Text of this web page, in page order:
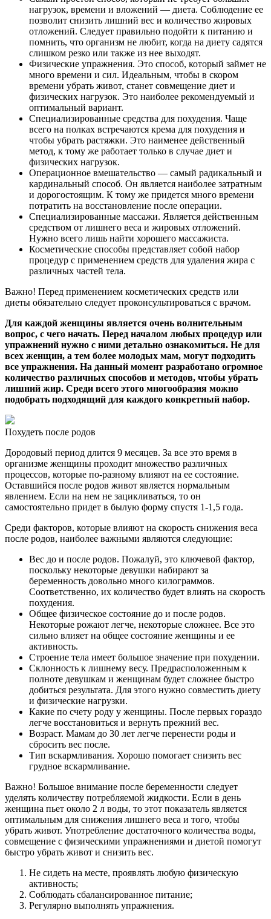
нагрузок, времени и вложений — диета. Соблюдение ее
позволит снизить лишний вес и количество жировых
отложений. Следует правильно подойти к питанию и
помнить, что организм не любит, когда на диету садятся
слишком резко или также из нее выходят.
Физические упражнения. Это способ, который займет не
много времени и сил. Идеальным, чтобы в скором
времени убрать живот, станет совмещение диет и
физических нагрузок. Это наиболее рекомендуемый и
оптимальный вариант.
Специализированные средства для похудения. Чаще
всего на полках встречаются крема для похудения и
чтобы убрать растяжки. Это наименее действенный
метод, к тому же работает только в случае диет и
физических нагрузок.
Операционное вмешательство — самый радикальный и
кардинальный способ. Он является наиболее затратным
и дорогостоящим. К тому же придется много времени
потратить на восстановление после операции.
Специализированные массажи. Является действенным
средством от лишнего веса и жировых отложений.
Нужно всего лишь найти хорошего массажиста.
Косметические способы представляет собой набор
процедур с применением средств для удаления жира с
различных частей тела.
Важно! Перед применением косметических средств или
диеты обязательно следует проконсультироваться с врачом.
Для каждой женщины является очень волнительным
вопрос, с чего начать. Перед началом любых процедур или
упражнений нужно с ними детально ознакомиться. Не для
всех женщин, а тем более молодых мам, могут подходить
все упражнения. На данный момент разработано огромное
количество различных способов и методов, чтобы убрать
лишний жир. Среди всего этого многообразия можно
подобрать подходящий для каждого конкретный набор.
Похудеть после родов
Дородовый период длится 9 месяцев. За все это время в
организме женщины проходит множество различных
процессов, которые по-разному влияют на ее состояние.
Оставшийся после родов живот является нормальным
явлением. Если на нем не зацикливаться, то он
самостоятельно придет в былую форму спустя 1-1,5 года.
Среди факторов, которые влияют на скорость снижения веса
после родов, наиболее важными являются следующие:
Вес до и после родов. Пожалуй, это ключевой фактор,
поскольку некоторые девушки набирают за
беременность довольно много килограммов.
Соответственно, их количество будет влиять на скорость
похудения.
Общее физическое состояние до и после родов.
Некоторые рожают легче, некоторые сложнее. Все это
сильно влияет на общее состояние женщины и ее
активность.
Строение тела имеет большое значение при похудении.
Склонность к лишнему весу. Предрасположенным к
полноте девушкам и женщинам будет сложнее быстро
добиться результата. Для этого нужно совместить диету
и физические нагрузки.
Какие по счету роду у женщины. После первых гораздо
легче восстановиться и вернуть прежний вес.
Возраст. Мамам до 30 лет легче перенести роды и
сбросить вес после.
Тип вскармливания. Хорошо помогает снизить вес
грудное вскармливание.
Важно! Большое внимание после беременности следует
уделять количеству потребляемой жидкости. Если в день
женщина пьет около 2 л воды, то этот показатель является
оптимальным для снижения лишнего веса и того, чтобы
убрать живот. Употребление достаточного количества воды,
совмещение с физическими упражнениями и диетой помогут
быстро убрать живот и снизить вес.
Не сидеть на месте, проявлять любую физическую
активность;
Соблюдать сбалансированное питание;
Регулярно выполнять упражнения.